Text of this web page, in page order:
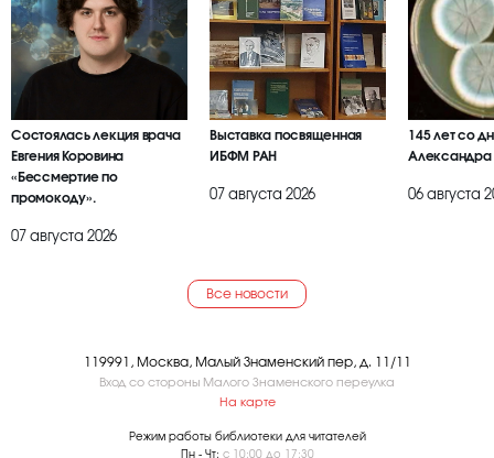
Состоялась лекция врача
Евгения Коровина
«Бессмертие по
промокоду».
07 августа 2026
Выставка посвященная
ИБФМ РАН
07 августа 2026
145 лет со
Александра
06 августа
Все новости
119991, Москва, Малый Знаменский пер, д. 11/11
Вход со стороны Малого Знаменского переулка
На карте
Режим работы библиотеки для читателей
Пн - Чт: с 10:00 до 17:30